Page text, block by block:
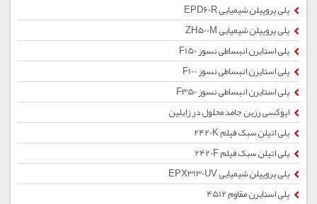
پلی پروپیلن شیمیایی EPD60R
پلی پروپیلن شیمیایی ZH500M
پلی استایرن انبساطی نسوز F150
پلی استایرن انبساطی نسوز F100
پلی استایرن انبساطی نسوز F350
اپوکسی رزین جامد محلول در زایلین
پلی اتیلن سبک فیلم 2420K
پلی اتیلن سبک فیلم 2420F
پلی پروپیلن شیمیایی EPX3130UV
پلی استایرن مقاوم 4512